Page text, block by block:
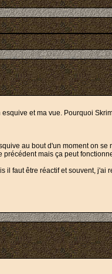
et ma vue. Pourquoi
au bout d'un moment on se
mais ça peut
il faut être réactif et souvent, j'ai